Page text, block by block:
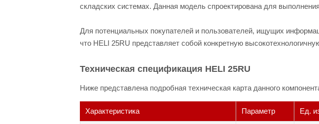
складских системах. Данная модель спроектирована для
Для потенциальных покупателей и пользователей, ищущих
что HELI 25RU представляет собой конкретную
Техническая спецификация HELI 25RU
Ниже представлена подробная техническая карта данного
Характеристика Параметр Ед.